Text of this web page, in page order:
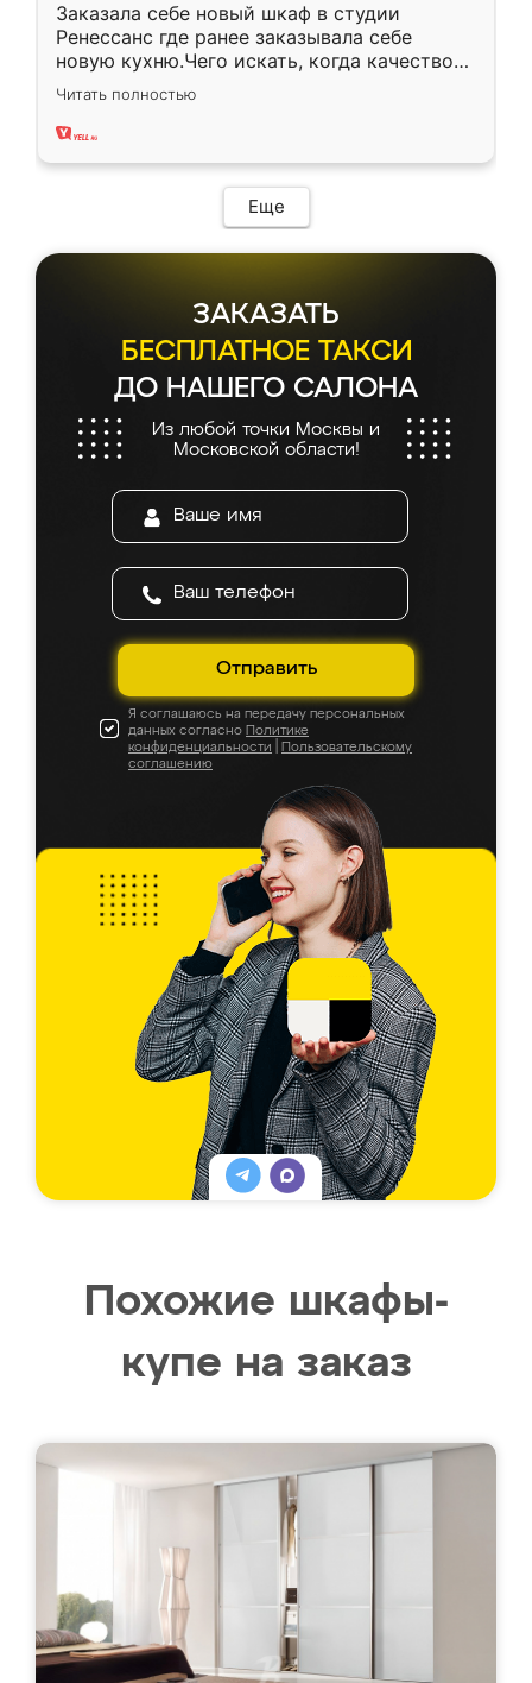
Заказала себе новый шкаф в студии
Ренессанс где ранее заказывала себе
новую кухню.Чего искать, когда качеством
вполне довольна. Служит кухня уже почти
два года, нареканий нет.
Читать полностью
Еще
ЗАКАЗАТЬ
БЕСПЛАТНОЕ ТАКСИ
ДО НАШЕГО САЛОНА
Из любой точки Москвы и
Московской области!
Отправить
Я соглашаюсь на передачу персональных
данных согласно Политике
конфиденциальности
Пользовательскому
соглашению
Похожие шкафы-
купе на заказ